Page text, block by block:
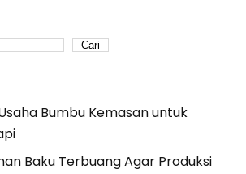
Cari
Bumbu Kemasan untuk
Baku Terbuang Agar Produksi